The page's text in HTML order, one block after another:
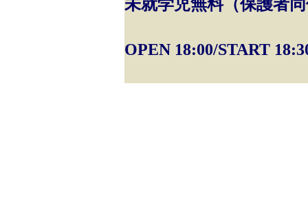
未就学児無料（保護者
OPEN 18:00/START